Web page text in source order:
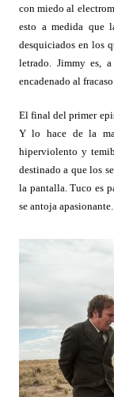
con miedo al
esto a medida que
desquiciados en los
letrado. Jimmy es,
encadenado al
El final del primer
Y lo hace de la
hiperviolento y
destinado a que los
la pantalla. Tuco es
se antoja apasionante.